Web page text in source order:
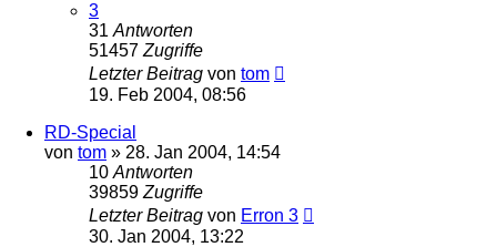
3
31 Antworten
51457 Zugriffe
Letzter Beitrag von tom
19. Feb 2004, 08:56
RD-Special
von tom » 28. Jan 2004, 14:54
10 Antworten
39859 Zugriffe
Letzter Beitrag von Erron 3
30. Jan 2004, 13:22